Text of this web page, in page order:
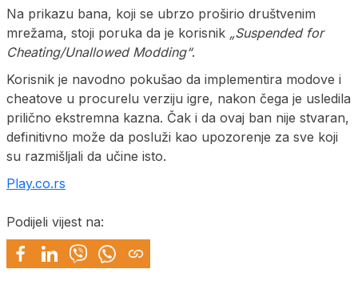
Na prikazu bana, koji se ubrzo proširio društvenim
mrežama, stoji poruka da je korisnik „Suspended for
Cheating/Unallowed Modding“.
Korisnik je navodno pokušao da implementira modove i
cheatove u procurelu verziju igre, nakon čega je usledila
prilično ekstremna kazna. Čak i da ovaj ban nije stvaran,
definitivno može da posluži kao upozorenje za sve koji
su razmišljali da učine isto.
Play.co.rs
Podijeli vijest na: